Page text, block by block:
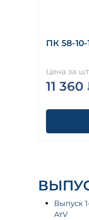
ПК 58-10-
Цена за
11 360
Выпуск
АтV